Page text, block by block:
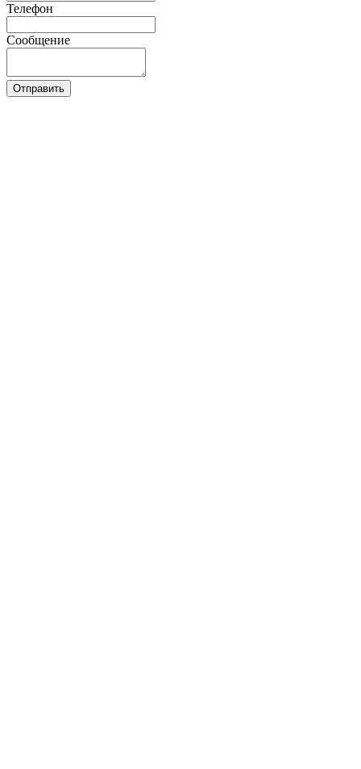
Телефон
Сообщение
Отправить